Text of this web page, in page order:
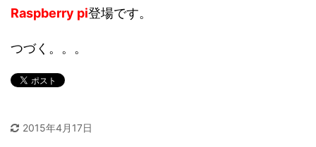
Raspberry pi登場です。
つづく。。。
2015年4月17日